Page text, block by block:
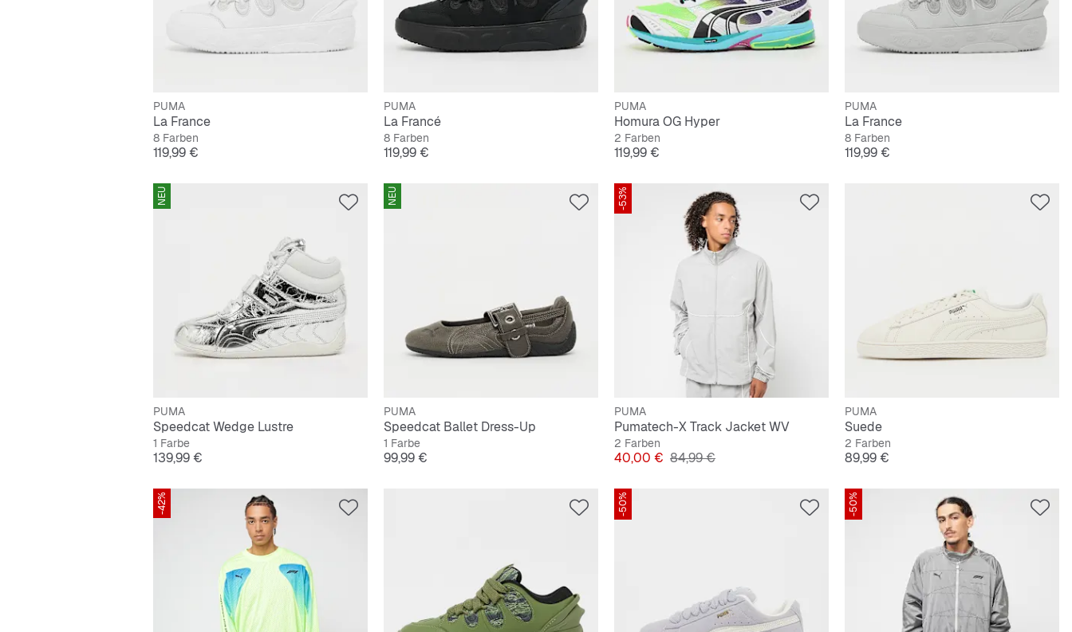
PUMA
La France
8 Farben
Preis
119,99 €
PUMA
La Francé
8 Farben
Preis
119,99 €
PUMA
Homura OG Hyper
2 Farben
Preis
119,99 €
PUMA
La France
8 Farben
Preis
119,99 €
NEU
PUMA
Speedcat Wedge Lustre
1 Farbe
Preis
139,99 €
NEU
PUMA
Speedcat Ballet Dress-Up
1 Farbe
Preis
99,99 €
-53%
PUMA
Pumatech-X Track Jacket WV
2 Farben
Preis
40,00 € Originalpreis
84,99 €
PUMA
Suede
2 Farben
Preis
89,99 €
-42% -50% -50%